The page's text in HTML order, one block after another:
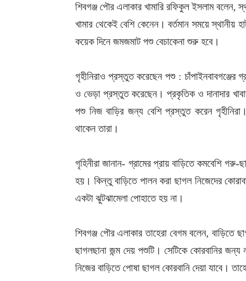
শিবগঞ্জ পৌর এলাকার খামারি রফিকুল ইসলাম বলেন,
খামার থেকেই বেশি কেনেন। বর্তমান সময়ে
কয়েক দিনে জমজমাট পশু বেচাকেনা শুরু হবে।
গৃহীনিরাও প্রস্তুত করেছেন পশু : চাঁপাইনবাবগঞ্জের
ও ভেড়া প্রস্তুত করেছেন। প্রকৃতিক ও দানাদার
পশু নিজ বাড়ির জন্য বেশি প্রস্তুত করেন গৃহীনিরা।
থাকেন তারা।
গৃহিনীরা জানান- গ্রামের প্রায় বাড়িতে কমবেশি
হয়। কিন্তু বাড়িতে পালন করা ছাগল নিজেদের
একটা ঝুটঝামেলা পোহাতে হয় না।
শিবগঞ্জ পৌর এলাকার তাহেরা বেগম বলেন,
ছাগলছানা জন্ম দেয় পশুটি। সেটিকে কোরবানির
নিজের বাড়িতে পোষা ছাগল কোরবানি দেয়া যাবে।